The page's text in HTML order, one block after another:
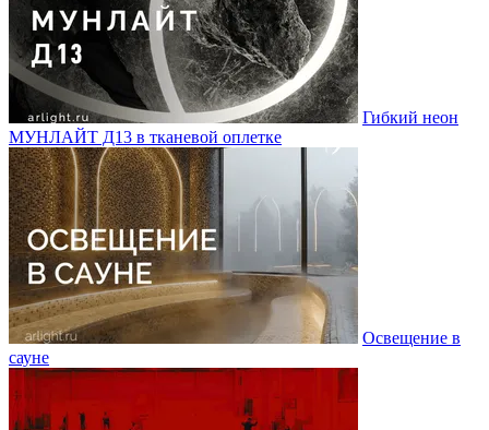
Гибкий неон
МУНЛАЙТ Д13 в тканевой оплетке
Освещение в
сауне